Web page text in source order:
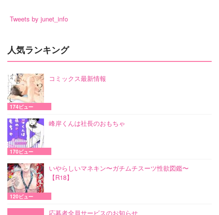
Tweets by junet_info
人気ランキング
コミックス最新情報
174ビュー
峰岸くんは社長のおもちゃ
170ビュー
いやらしいマネキン〜ガチムチスーツ性欲図鑑〜
【R18】
120ビュー
応募者全員サービスのお知らせ